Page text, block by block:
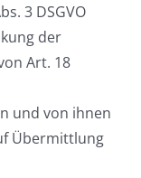
3 DSGVO
der
Art. 18
und von ihnen
Übermittlung